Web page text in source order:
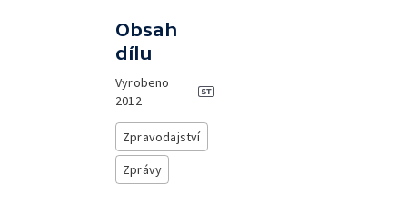
Obsah
dílu
Vyrobeno
2012
Zpravodajství
Zprávy